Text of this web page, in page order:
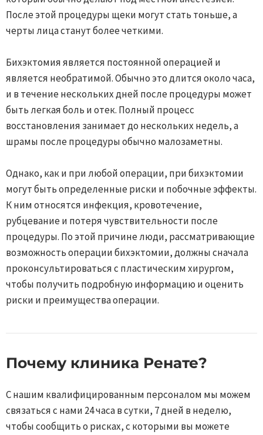
После этой процедуры щеки могут стать тоньше, а
черты лица станут более четкими.
Бихэктомия является постоянной операцией и
является необратимой. Обычно это длится около часа,
и в течение нескольких дней после процедуры может
быть легкая боль и отек. Полный процесс
восстановления занимает до нескольких недель, а
шрамы после процедуры обычно малозаметны.
Однако, как и при любой операции, при бихэктомии
могут быть определенные риски и побочные эффекты.
К ним относятся инфекция, кровотечение,
рубцевание и потеря чувствительности после
процедуры. По этой причине люди, рассматривающие
возможность операции бихэктомии, должны сначала
проконсультироваться с пластическим хирургом,
чтобы получить подробную информацию и оценить
риски и преимущества операции.
Почему клиника Ренате?​
С нашим квалифицированным персоналом мы можем
связаться с нами 24 часа в сутки, 7 дней в неделю,
чтобы сообщить о рисках, с которыми вы можете